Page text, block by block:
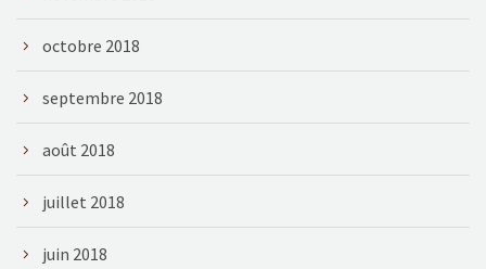
octobre 2018
septembre 2018
août 2018
juillet 2018
juin 2018